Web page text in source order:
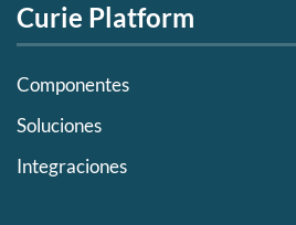
Curie Platform
Componentes
Soluciones
Integraciones